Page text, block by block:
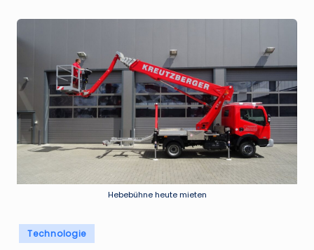
Hebebühne heute mieten
Posted
in
Technologie